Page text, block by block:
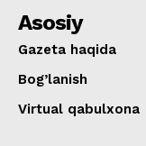
Asosiy
Gazeta haqida
Bog’lanish
Virtual qabulxona